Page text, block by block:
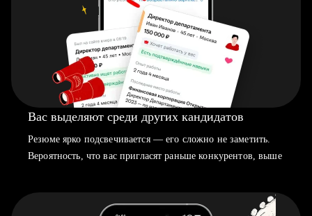
Вас выделяют среди других кандидатов
Резюме ярко подсвечивается — его сложно не заметить.
Вероятность, что вас пригласят раньше конкурентов, выше